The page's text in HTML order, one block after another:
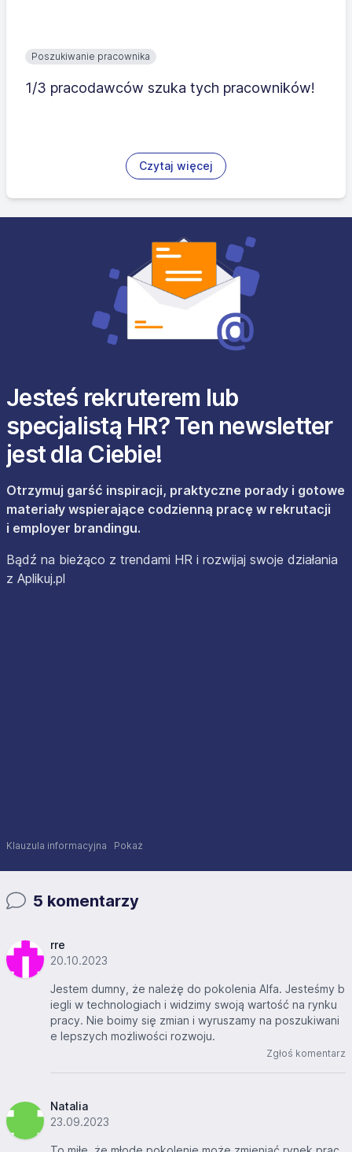
Poszukiwanie pracownika
1/3 pracodawców szuka tych pracowników!
Czytaj więcej
Jesteś rekruterem lub
specjalistą HR? Ten newsletter
jest dla Ciebie!
Otrzymuj garść inspiracji, praktyczne porady i gotowe
materiały wspierające codzienną pracę w rekrutacji
i employer brandingu.
Bądź na bieżąco z trendami HR i rozwijaj swoje działania
z Aplikuj.pl
Klauzula informacyjna Pokaż
5 komentarzy
rre
20.10.2023
Jestem dumny, że należę do pokolenia Alfa. Jesteśmy b
iegli w technologiach i widzimy swoją wartość na rynku
pracy. Nie boimy się zmian i wyruszamy na poszukiwani
e lepszych możliwości rozwoju.
Zgłoś komentarz
Natalia
23.09.2023